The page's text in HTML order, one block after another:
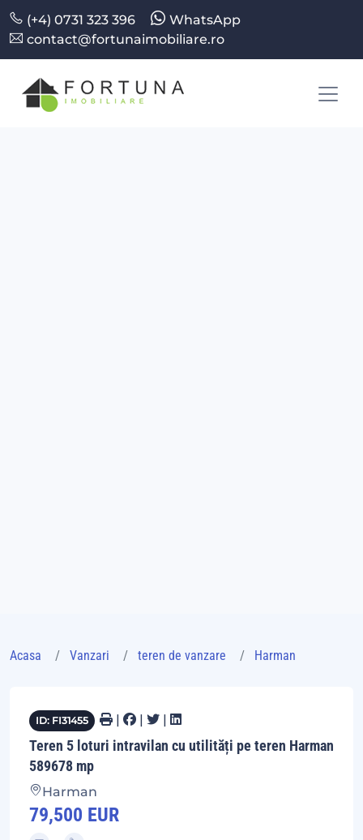
(+4) 0731 323 396
WhatsApp
contact@fortunaimobiliare.ro
Acasa Vanzari teren de vanzare Harman
ID: FI31455 | | |
Teren 5 loturi intravilan cu utilități pe teren Harman
589678 mp
Harman
79,500 EUR